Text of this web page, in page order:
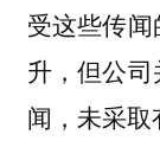
受这些传
升，但公
闻，未采取